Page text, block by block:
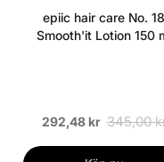
epiic hair care No. 18
Smooth'it Lotion 150
292,48 kr 345,00